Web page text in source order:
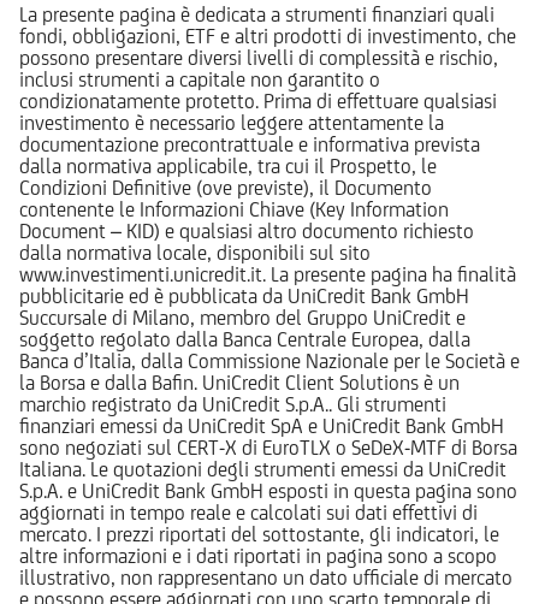
La presente pagina è dedicata a strumenti finanziari quali
fondi, obbligazioni, ETF e altri prodotti di investimento, che
possono presentare diversi livelli di complessità e rischio,
inclusi strumenti a capitale non garantito o
condizionatamente protetto. Prima di effettuare qualsiasi
investimento è necessario leggere attentamente la
documentazione precontrattuale e informativa prevista
dalla normativa applicabile, tra cui il Prospetto, le
Condizioni Definitive (ove previste), il Documento
contenente le Informazioni Chiave (Key Information
Document – KID) e qualsiasi altro documento richiesto
dalla normativa locale, disponibili sul sito
www.investimenti.unicredit.it. La presente pagina ha finalità
pubblicitarie ed è pubblicata da UniCredit Bank GmbH
Succursale di Milano, membro del Gruppo UniCredit e
soggetto regolato dalla Banca Centrale Europea, dalla
Banca d’Italia, dalla Commissione Nazionale per le Società e
la Borsa e dalla Bafin. UniCredit Client Solutions è un
marchio registrato da UniCredit S.p.A.. Gli strumenti
finanziari emessi da UniCredit SpA e UniCredit Bank GmbH
sono negoziati sul CERT-X di EuroTLX o SeDeX-MTF di Borsa
Italiana. Le quotazioni degli strumenti emessi da UniCredit
S.p.A. e UniCredit Bank GmbH esposti in questa pagina sono
aggiornati in tempo reale e calcolati sui dati effettivi di
mercato. I prezzi riportati del sottostante, gli indicatori, le
altre informazioni e i dati riportati in pagina sono a scopo
illustrativo, non rappresentano un dato ufficiale di mercato
e possono essere aggiornati con uno scarto temporale di